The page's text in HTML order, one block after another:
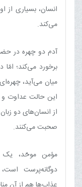
انسان، بسیاری از
می‌کند.
آدم دو چهره در
برخورد می‌کند؛
میان می‌آید،
این حالت عداوت
از انسان‌های دو
صحبت می‌کنند.
مؤمن موحّد،
دوگانه‌پرست